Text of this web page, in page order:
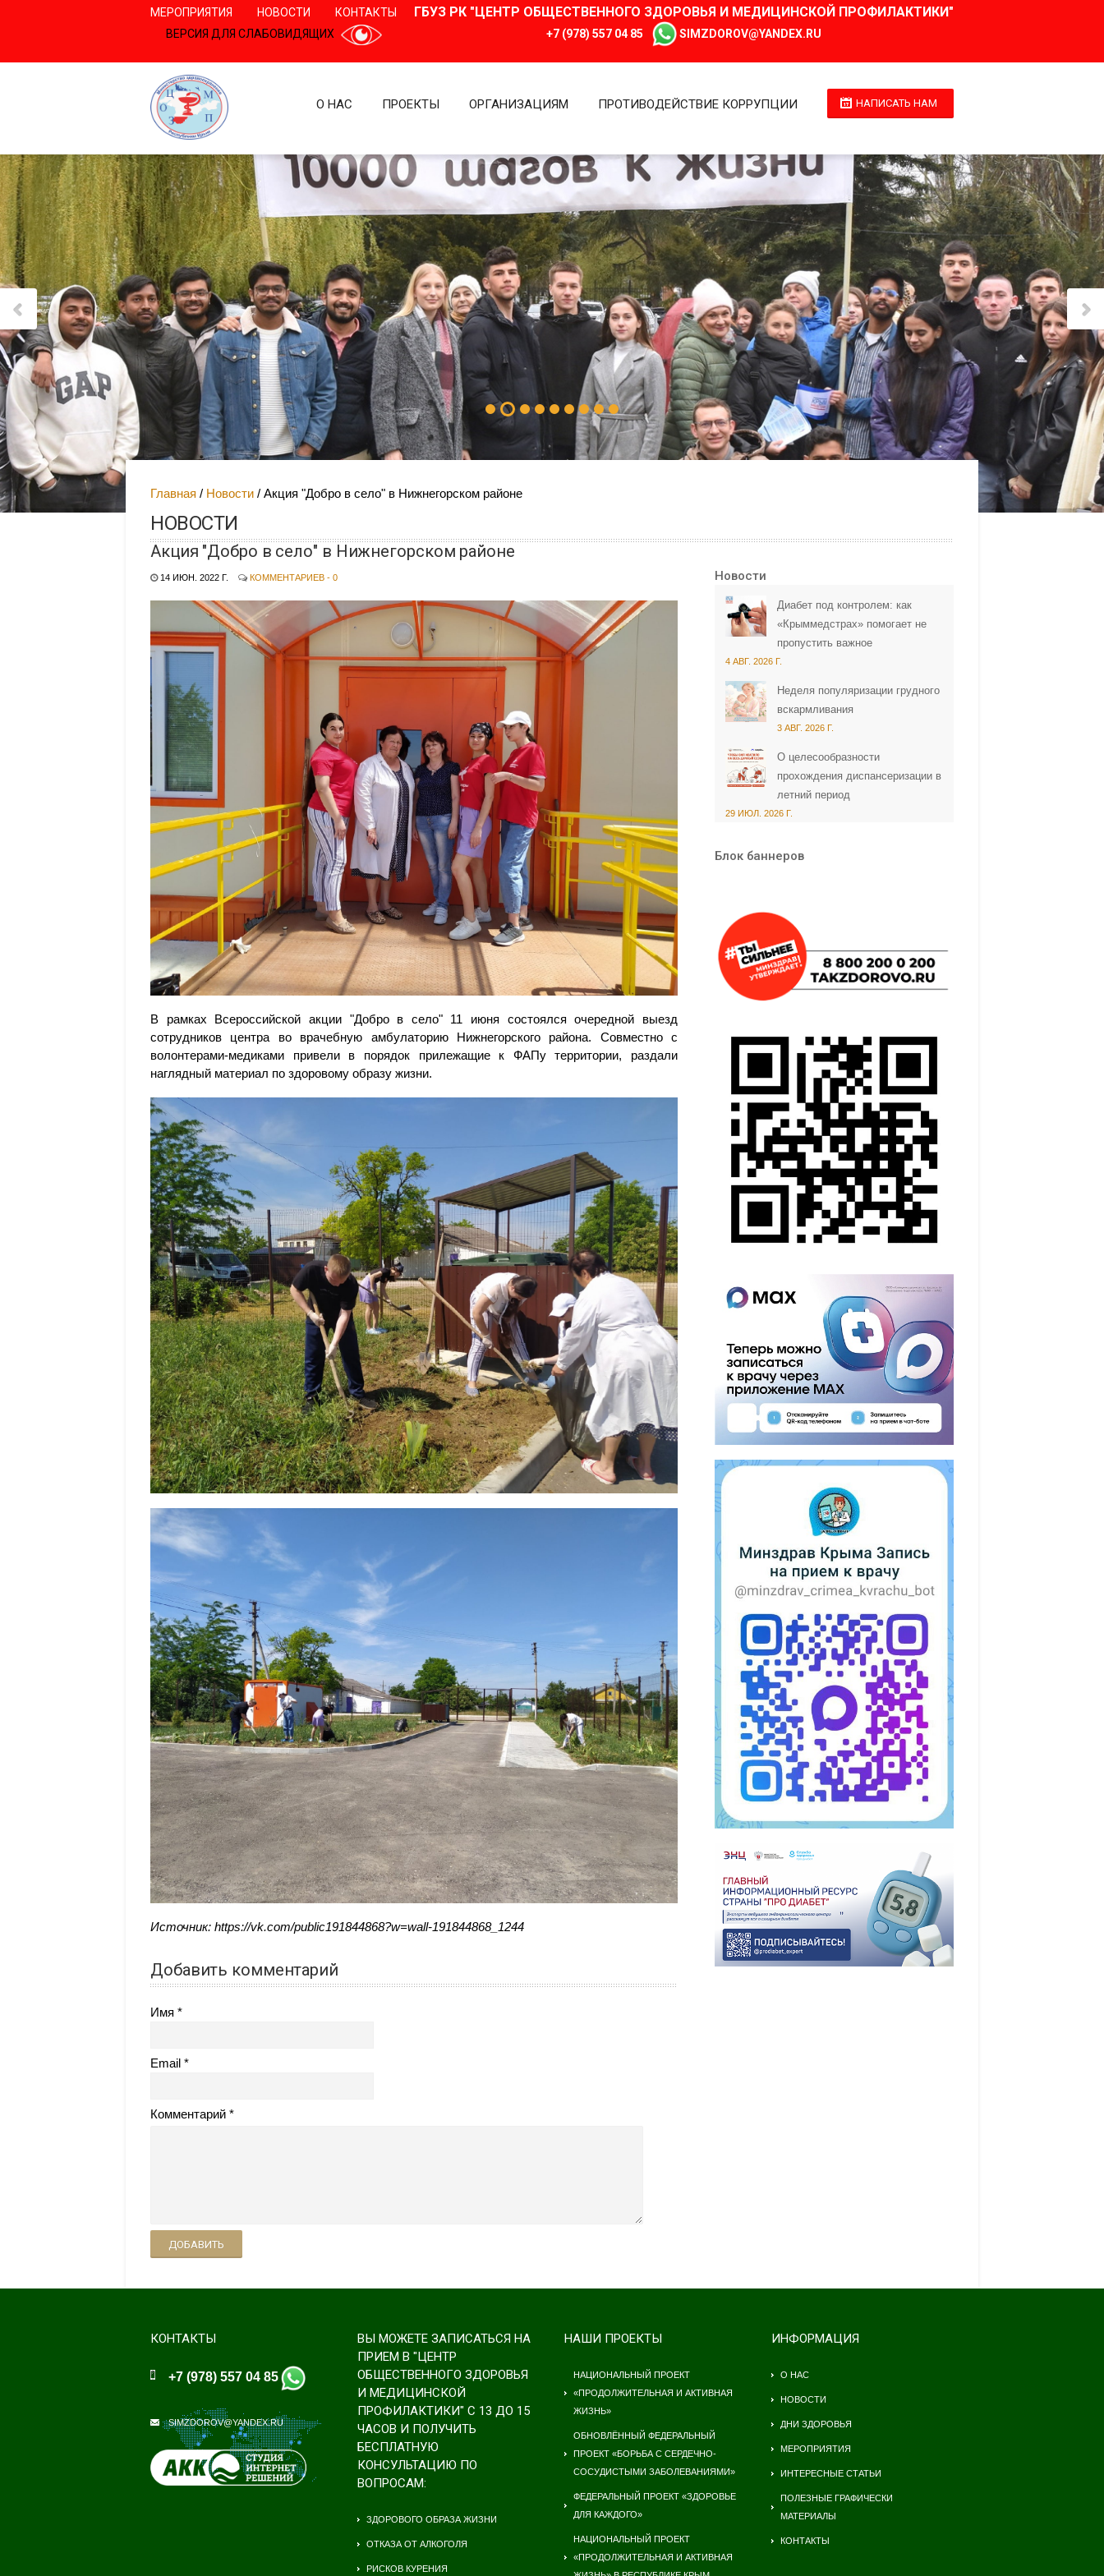
МЕРОПРИЯТИЯ НОВОСТИ
КОНТАКТЫ
ВЕРСИЯ ДЛЯ СЛАБОВИДЯЩИХ
ГБУЗ РК "ЦЕНТР ОБЩЕСТВЕННОГО ЗДОРОВЬЯ И МЕДИЦИНСКОЙ ПРОФИЛАКТИКИ"
+7 (978) 557 04 85 SIMZDOROV@YANDEX.RU
НАПИСАТЬ НАМ
О НАС ПРОЕКТЫ ОРГАНИЗАЦИЯМ ПРОТИВОДЕЙСТВИЕ КОРРУПЦИИ
Главная Новости Акция "Добро в село" в Нижнегорском районе
НОВОСТИ
Акция "Добро в село" в Нижнегорском районе
14 ИЮН. 2022 Г. КОММЕНТАРИЕВ - 0
В рамках Всероссийской акции "Добро в село" 11 июня состоялся очередной выезд
сотрудников центра во врачебную амбулаторию Нижнегорского района. Совместно с
волонтерами-медиками привели в порядок прилежащие к ФАПу территории, раздали
наглядный материал по здоровому образу жизни.
Источник: https://vk.com/public191844868?w=wall-191844868_1244
Добавить комментарий
Имя
Email
Комментарий
ДОБАВИТЬ
Новости
Диабет под контролем: как
«Крыммедстрах» помогает не
пропустить важное
4 АВГ. 2026 Г.
Неделя популяризации грудного
вскармливания
3 АВГ. 2026 Г.
О целесообразности
прохождения диспансеризации в
летний период
29 ИЮЛ. 2026 Г.
Блок баннеров
КОНТАКТЫ
+7 (978) 557 04 85
SIMZDOROV@YANDEX.RU
ВЫ МОЖЕТЕ ЗАПИСАТЬСЯ НА
ПРИЕМ В "ЦЕНТР
ОБЩЕСТВЕННОГО ЗДОРОВЬЯ
И МЕДИЦИНСКОЙ
ПРОФИЛАКТИКИ" С 13 ДО 15
ЧАСОВ И ПОЛУЧИТЬ
БЕСПЛАТНУЮ
КОНСУЛЬТАЦИЮ ПО
ВОПРОСАМ:
ЗДОРОВОГО ОБРАЗА ЖИЗНИ
ОТКАЗА ОТ АЛКОГОЛЯ
РИСКОВ КУРЕНИЯ
НАШИ ПРОЕКТЫ
НАЦИОНАЛЬНЫЙ ПРОЕКТ
«ПРОДОЛЖИТЕЛЬНАЯ И АКТИВНАЯ
ЖИЗНЬ»
ОБНОВЛЁННЫЙ ФЕДЕРАЛЬНЫЙ
ПРОЕКТ «БОРЬБА С СЕРДЕЧНО-
СОСУДИСТЫМИ ЗАБОЛЕВАНИЯМИ»
ФЕДЕРАЛЬНЫЙ ПРОЕКТ «ЗДОРОВЬЕ
ДЛЯ КАЖДОГО»
НАЦИОНАЛЬНЫЙ ПРОЕКТ
«ПРОДОЛЖИТЕЛЬНАЯ И АКТИВНАЯ
ИНФОРМАЦИЯ
О НАС
НОВОСТИ
ДНИ ЗДОРОВЬЯ
МЕРОПРИЯТИЯ
ИНТЕРЕСНЫЕ СТАТЬИ
ПОЛЕЗНЫЕ ГРАФИЧЕСКИ
МАТЕРИАЛЫ
КОНТАКТЫ